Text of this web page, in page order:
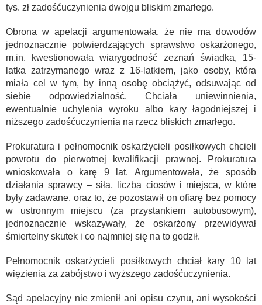
tys. zł zadośćuczynienia dwojgu bliskim zmarłego.
Obrona w apelacji argumentowała, że nie ma dowodów
jednoznacznie potwierdzających sprawstwo oskarżonego,
m.in. kwestionowała wiarygodność zeznań świadka, 15-
latka zatrzymanego wraz z 16-latkiem, jako osoby, która
miała cel w tym, by inną osobę obciążyć, odsuwając od
siebie odpowiedzialność. Chciała uniewinnienia,
ewentualnie uchylenia wyroku albo kary łagodniejszej i
niższego zadośćuczynienia na rzecz bliskich zmarłego.
Prokuratura i pełnomocnik oskarżycieli posiłkowych chcieli
powrotu do pierwotnej kwalifikacji prawnej. Prokuratura
wnioskowała o karę 9 lat. Argumentowała, że sposób
działania sprawcy – siła, liczba ciosów i miejsca, w które
były zadawane, oraz to, że pozostawił on ofiarę bez pomocy
w ustronnym miejscu (za przystankiem autobusowym),
jednoznacznie wskazywały, że oskarżony przewidywał
śmiertelny skutek i co najmniej się na to godził.
Pełnomocnik oskarżycieli posiłkowych chciał kary 10 lat
więzienia za zabójstwo i wyższego zadośćuczynienia.
Sąd apelacyjny nie zmienił ani opisu czynu, ani wysokości